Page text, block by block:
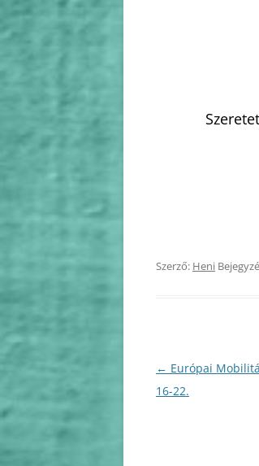
Szerző: Heni
Bejegyzés
navigáció
← Európai
16-22.